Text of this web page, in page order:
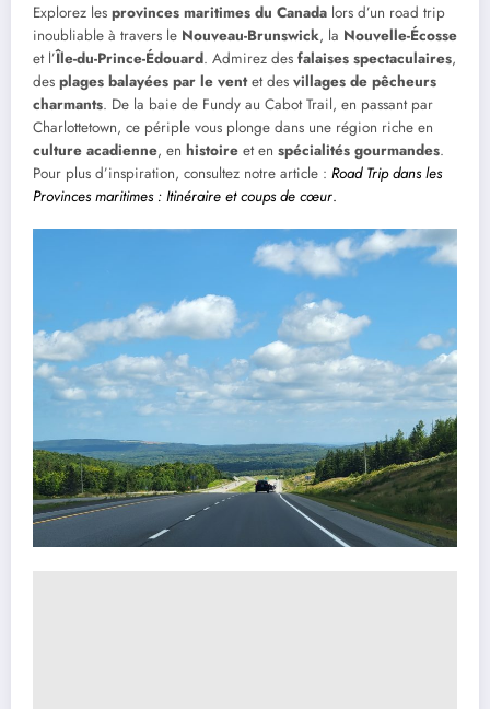
Explorez les provinces maritimes du Canada lors d’un road trip
inoubliable à travers le Nouveau-Brunswick, la Nouvelle-Écosse
et l’Île-du-Prince-Édouard. Admirez des falaises spectaculaires,
des plages balayées par le ventet des villages de pêcheurs
charmants. De la baie de Fundy au Cabot Trail, en passant par
Charlottetown, ce périple vous plonge dans une région riche en
culture acadienne, en histoire et en spécialités gourmandes.
Pour plus d’inspiration, consultez notre article : Road Trip dans les
Provinces maritimes : Itinéraire et coups de cœur.